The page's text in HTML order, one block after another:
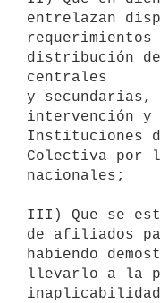
entrelazan
requerimientos
distribución
centrales
y
intervención y
Instituciones
Colectiva por
nacionales;
III) Que se
de afiliados
habiendo
llevarlo a la
inaplicabilidad